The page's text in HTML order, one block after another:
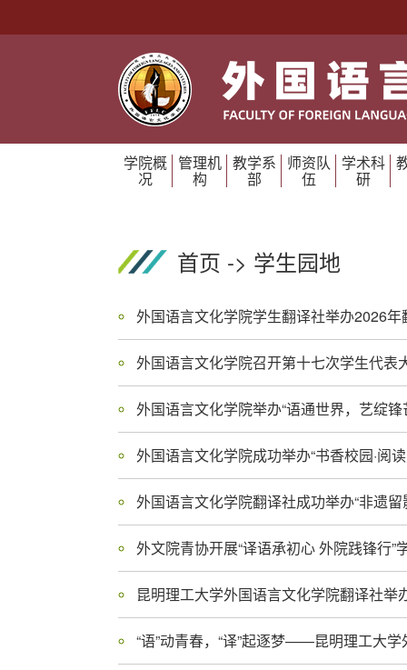
学院概
况
管理机
构
教学系
部
师资队
伍
学术科
研
首页 -> 学生园地
外国语言文化学院召开第十七次学生代表